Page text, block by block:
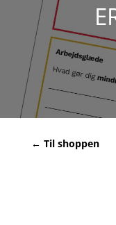
← Til shoppen